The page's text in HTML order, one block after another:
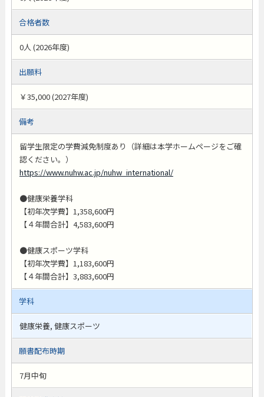
合格者数
0人 (2026年度)
出願料
￥35,000 (2027年度)
備考
留学生限定の学費減免制度あり（詳細は本学ホームページをご確
認ください。）
https://www.nuhw.ac.jp/nuhw_international/
●健康栄養学科
【初年次学費】1,358,600円
【４年間合計】4,583,600円
●健康スポーツ学科
【初年次学費】1,183,600円
【４年間合計】3,883,600円
学科
健康栄養, 健康スポーツ
願書配布時期
7月中旬